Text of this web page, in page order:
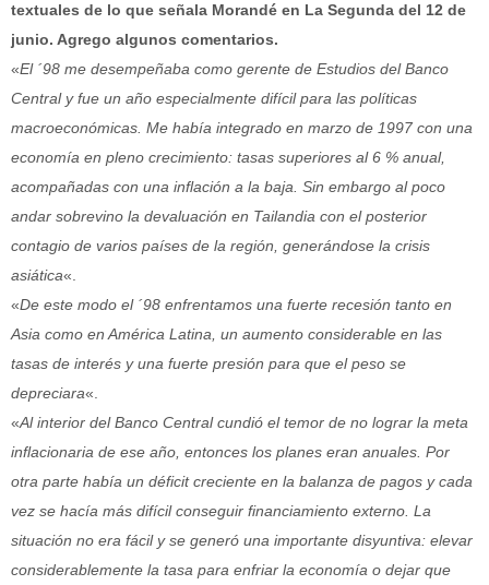
textuales de lo que señala Morandé en La Segunda del 12 de
junio. Agrego algunos comentarios.
«El ´98 me desempeñaba como gerente de Estudios del Banco
Central y fue un año especialmente difícil para las políticas
macroeconómicas. Me había integrado en marzo de 1997 con una
economía en pleno crecimiento: tasas superiores al 6 % anual,
acompañadas con una inflación a la baja. Sin embargo al poco
andar sobrevino la devaluación en Tailandia con el posterior
contagio de varios países de la región, generándose la crisis
asiática«.
«De este modo el ´98 enfrentamos una fuerte recesión tanto en
Asia como en América Latina, un aumento considerable en las
tasas de interés y una fuerte presión para que el peso se
depreciara«.
«Al interior del Banco Central cundió el temor de no lograr la meta
inflacionaria de ese año, entonces los planes eran anuales. Por
otra parte había un déficit creciente en la balanza de pagos y cada
vez se hacía más difícil conseguir financiamiento externo. La
situación no era fácil y se generó una importante disyuntiva: elevar
considerablemente la tasa para enfriar la economía o dejar que